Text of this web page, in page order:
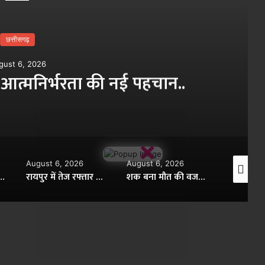
छत्तीसगढ़
6, 2026
की नई पहचान..
बाथरूम में फंदे से लटका मिला शव..
August 6, 2026
रायपुर में तेज रफ्तार कार का कहर: स्कूल से लौट रही 8 वर्षीय छात्रा को मारी टक्कर, पैर की हड्डी टूटी, चालक फरार..
August 6, 2026
शक बना मौत की वजह! प्रेमिका की हत्या कर अस्पताल में छोड़कर भागा प्रेमी..
August 6,
×